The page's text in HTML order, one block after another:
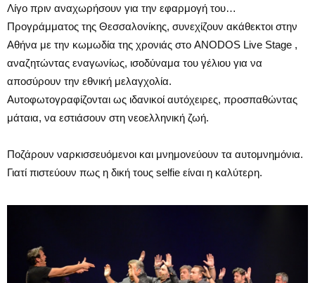
Λίγο πριν αναχωρήσουν για την εφαρμογή του…
Προγράμματος της Θεσσαλονίκης, συνεχίζουν ακάθεκτοι στην
Αθήνα με την κωμωδία της χρoνιάς στο ANODOS Live Stage ,
αναζητώντας εναγωνίως, ισοδύναμα του γέλιου για να
αποσύρουν την εθνική μελαγχολία.
Αυτοφωτογραφίζονται ως ιδανικοί αυτόχειρες, προσπαθώντας
μάταια, να εστιάσουν στη νεοελληνική ζωή.
Ποζάρουν ναρκισσευόμενοι και μνημονεύουν τα αυτομνημόνια.
Γιατί πιστεύουν πως η δική τους selfie είναι η καλύτερη.